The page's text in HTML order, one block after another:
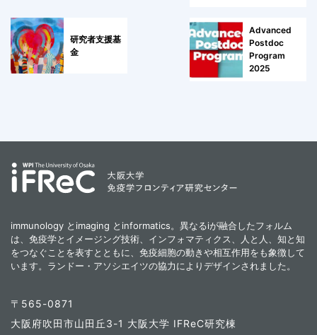
研究者支援基
金
Advanced
Postdoc
Program
2025
immunology とimaging とinformatics。異なるiが融合したフォルム
は、免疫学とイメージング技術、インフォマティクス、人と人、知と知
をつなぐことを表すとともに、免疫細胞の動きや相互作用をも象徴して
います。ランドー・アソシエイツの協力によりデザインされました。
〒565-0871
大阪府吹田市山田丘3-1 大阪大学 IFReC研究棟